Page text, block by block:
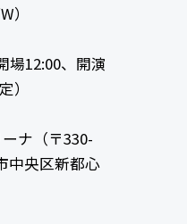
）
場12:00、開演
）
ナ（〒330-
中央区新都心